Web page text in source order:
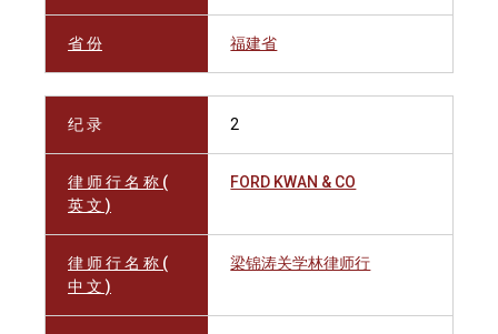
省 份 福建省
纪 录 2
律 师 行 名 称 (
英 文 )
FORD KWAN & CO
律 师 行 名 称 (
中 文 )
梁锦涛关学林律师行